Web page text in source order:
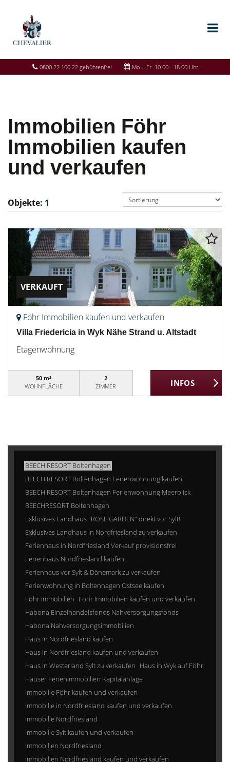
0800 22 100 22 gebührenfrei Mo. - Fr. 10.00 - 18.00 Uhr
Immobilien Föhr
Immobilien kaufen
und verkaufen
Objekte: 1
VERKAUFT
Föhr Immobilien kaufen und verkaufen
Villa Friedericia in Wyk Nähe Strand u. Altstadt
Etagenwohnung
50 m²
WOHNFLÄCHE
2
ZIMMER
BEECH RESORT Boltenhagen
BEECH RESORT Boltenhagen Ferienwohnung kaufen
BEECH RESORT Boltenhagen Ferienwohnung Meerblick
BEECHRESORT Boltenhagen
Exklusives Landhaus "ROSE GARDEN" direkt vor Sylt!
Exklusives Landhaus in Nordfriesland zu verkaufen
Ferienhaus in Nordfriesland Verkauf provisionsfrei
Ferienhaus Nordfriesland kaufen
Ferienhaus vor Sylt & Dänemark zu verkaufen
Ferienwohnung in Boltenhagen Ostsee kaufen
Föhr Immobilien Föhr Immobilien kaufen und verkaufen
Habona Einzelhandelsfonds Nahversorgungsfonds
Habona Nahversorgungsimmobilien
Haus in Nordfriesland kaufen
Haus in Nordfriesland kaufen und verkaufen
Haus in Westerland Sylt zu verkaufen Haus in Wyk auf Föhr
Häuser Ferienimmobilien Kapitalanlage
Immobilie Föhr kaufen und verkaufen
Immobilie in Nordfriesland kaufen und verkaufen
Immobilie Nordfriesland
Immobilie Sylt kaufen und verkaufen
Immobilien Nordfriesland
Immobilien Nordfriesland kaufen und verkaufen